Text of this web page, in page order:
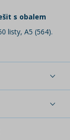
s obalem
listy, A5 (564).